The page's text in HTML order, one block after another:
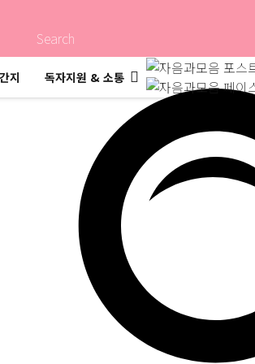
Search
지 독자지원 & 소통
계간지 2024 봄